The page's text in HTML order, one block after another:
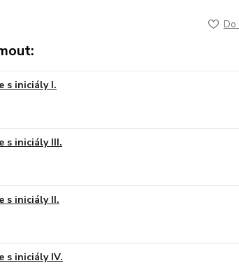
Do
s iniciály I.
s iniciály III.
s iniciály II.
s iniciály IV.